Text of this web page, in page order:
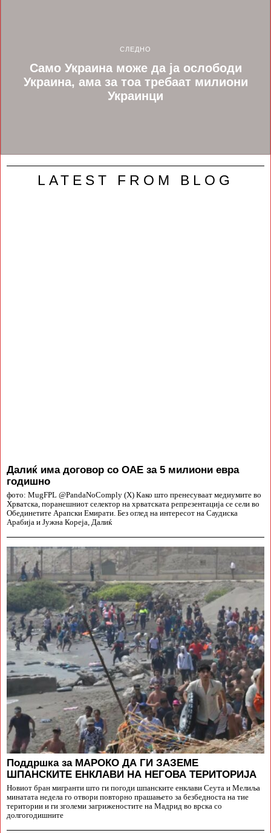
СЛЕДНО
Само Украина може да ја ослободи
Украина, ама за тоа требаат милиони
Украинци
LATEST FROM BLOG
Далиќ има договор со ОАЕ за 5 милиони евра
годишно
фото: MugFPL @PandaNoComply (X) Како што пренесуваат медиумите во
Хрватска, поранешниот селектор на хрватската репрезентација се сели во
Обединетите Арапски Емирати. Без оглед на интересот на Саудиска
Арабија и Јужна Кореја, Далиќ
Поддршка за МАРОКО ДА ГИ ЗАЗЕМЕ
ШПАНСКИТЕ ЕНКЛАВИ НА НЕГОВА ТЕРИТОРИЈА
Новиот бран мигранти што ги погоди шпанските енклави Сеута и Мелиља
минатата недела го отвори повторно прашањето за безбедноста на тие
територии и ги зголеми загриженостите на Мадрид во врска со
долгогодишните